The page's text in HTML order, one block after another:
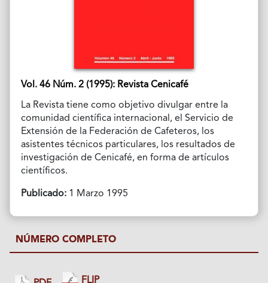
Vol. 46 Núm. 2 (1995): Revista Cenicafé
La Revista tiene como objetivo divulgar entre la
comunidad científica internacional, el Servicio de
Extensión de la Federación de Cafeteros, los
asistentes técnicos particulares, los resultados de
investigación de Cenicafé, en forma de artículos
científicos.
Publicado:1 Marzo 1995
NÚMERO COMPLETO
FLIP